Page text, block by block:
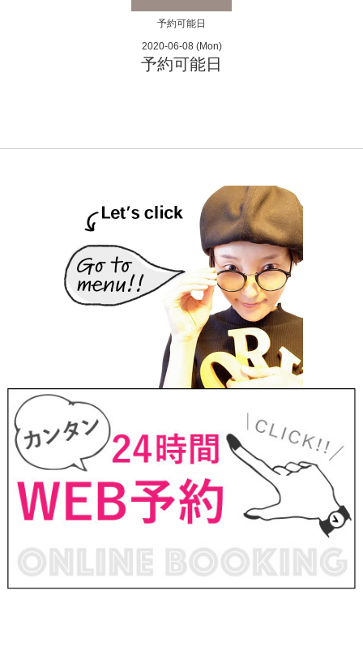
予約可能日
2020-06-08 (Mon)
予約可能日